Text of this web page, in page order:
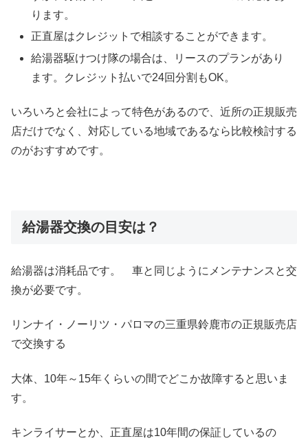
ります。
正直屋はクレジットで相談することができます。
給湯器駆けつけ隊の場合は、リースのプランがあり
ます。クレジット払いで24回分割もOK。
いろいろと会社によって特色があるので、近所の正規販売
店だけでなく、対応している地域であるなら比較検討する
のがおすすめです。
給湯器交換の目安は？
給湯器は消耗品です。 車と同じようにメンテナンスと交
換が必要です。
リンナイ・ノーリツ・パロマの三重県鈴鹿市の正規販売店
で交換する
大体、10年～15年くらいの間でどこか故障すると思いま
す。
キンライサーとか、正直屋は10年間の保証しているの